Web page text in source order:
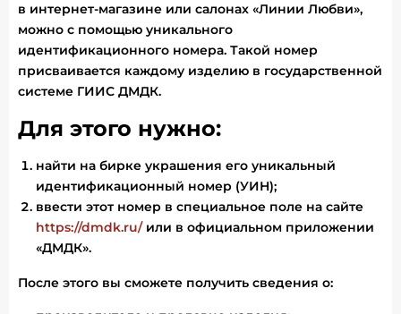
в интернет-магазине или салонах «Линии Любви»,
можно с помощью уникального
идентификационного номера. Такой номер
присваивается каждому изделию в государственной
системе ГИИС ДМДК.
Для этого нужно:
найти на бирке украшения его уникальный
идентификационный номер (УИН);
ввести этот номер в специальное поле на сайте
https://dmdk.ru/или в официальном приложении
«ДМДК».
После этого вы сможете получить сведения о: